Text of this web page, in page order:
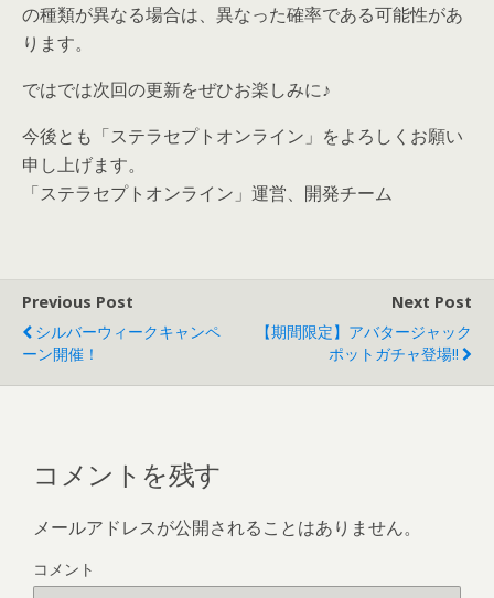
の種類が異なる場合は、異なった確率である可能性があ
ります。
ではでは次回の更新をぜひお楽しみに♪
今後とも「ステラセプトオンライン」をよろしくお願い
申し上げます。
「ステラセプトオンライン」運営、開発チーム
Previous Post
シルバーウィークキャンペ
ーン開催！
Next Post
【期間限定】アバタージャック
ポットガチャ登場!!
コメントを残す
メールアドレスが公開されることはありません。
コメント